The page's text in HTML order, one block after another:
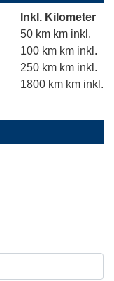
Inkl. Kilometer
50 km km inkl.
100 km km inkl.
250 km km inkl.
1800 km km inkl.